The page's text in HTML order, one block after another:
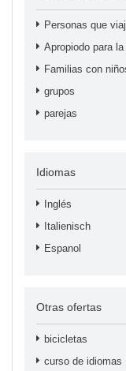
Personas que
Apropiodo para la
Familias con
grupos
parejas
Idiomas
Inglés
Italienisch
Espanol
Otras ofertas
bicicletas
curso de idiomas